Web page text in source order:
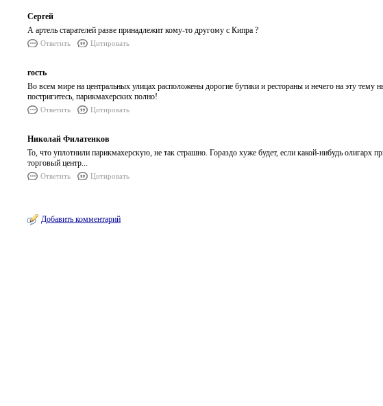
Сергей
А артель старателей разве принадлежит кому-то другому с Кипра ?
Ответить Цитировать
гость
Во всем мире на центральных улицах расположены дорогие бутики и рестораны и нечего на эту тему
постригитесь, парикмахерских полно!
Ответить Цитировать
Николай Филатенков
То, что уплотнили парикмахерскую, не так страшно. Гораздо хуже будет, если какой-нибудь олигарх
торговый центр...
Ответить Цитировать
Добавить комментарий